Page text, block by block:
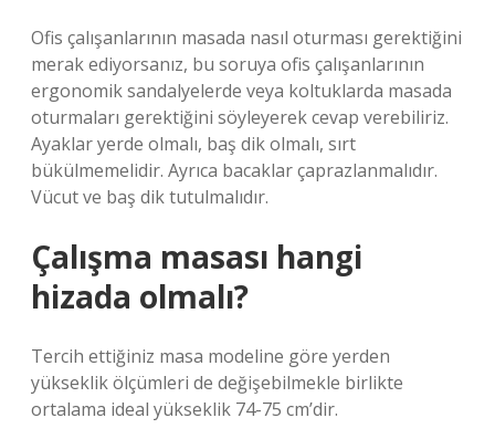
Ofis çalışanlarının masada nasıl oturması gerektiğini
merak ediyorsanız, bu soruya ofis çalışanlarının
ergonomik sandalyelerde veya koltuklarda masada
oturmaları gerektiğini söyleyerek cevap verebiliriz.
Ayaklar yerde olmalı, baş dik olmalı, sırt
bükülmemelidir. Ayrıca bacaklar çaprazlanmalıdır.
Vücut ve baş dik tutulmalıdır.
Çalışma masası hangi
hizada olmalı?
Tercih ettiğiniz masa modeline göre yerden
yükseklik ölçümleri de değişebilmekle birlikte
ortalama ideal yükseklik 74-75 cm’dir.